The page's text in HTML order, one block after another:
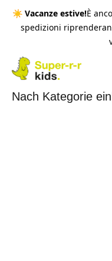
☀️ Vacanze estive!È
spedizioni
Nach Kategorie